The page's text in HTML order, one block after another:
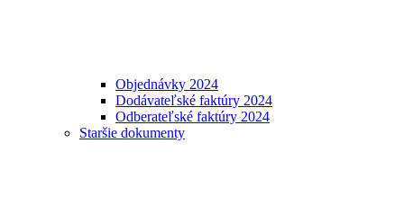
Objednávky 2024
Dodávateľské faktúry 2024
Odberateľské faktúry 2024
Staršie dokumenty